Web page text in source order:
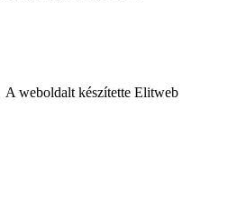
weboldalt készítette Elitweb